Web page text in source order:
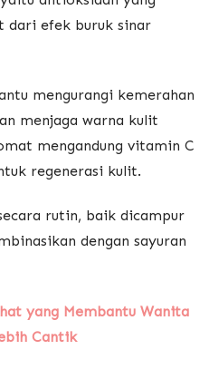
dari efek buruk sinar
mengurangi kemerahan
menjaga warna kulit
mengandung vitamin C
regenerasi kulit.
rutin, baik dicampur
dengan sayuran
yang Membantu Wanita
Cantik